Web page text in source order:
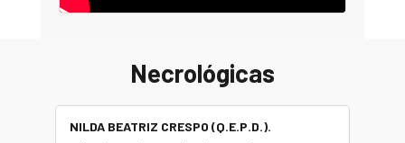
Necrológicas
NILDA BEATRIZ CRESPO (Q.E.P.D.).